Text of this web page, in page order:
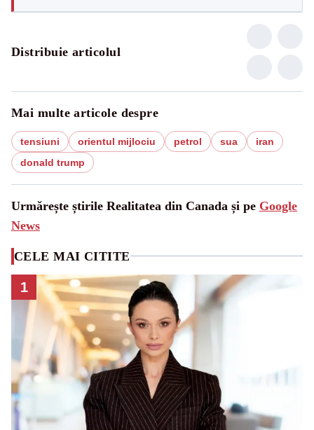
Distribuie articolul
Mai multe articole despre
tensiuni orientul mijlociu petrol sua
iran
donald trump
Urmărește știrile Realitatea din Canada și pe Google
News
CELE MAI CITITE
1